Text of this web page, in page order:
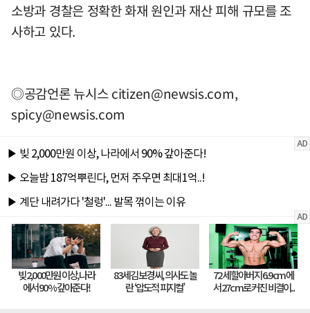
소방과 경찰은 정확한 화재 원인과 재산 피해 규모를 조
사하고 있다.
◎공감언론 뉴시스citizen@newsis.com,
spicy@newsis.com